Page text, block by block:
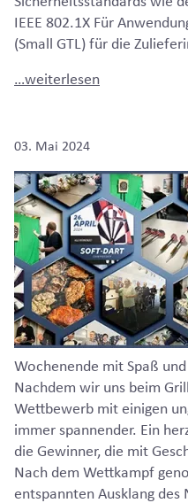
IEEE 802.1X Für
(Small GTL) für die
…weiterlesen
03. Mai 2024
Wochenende mit Spaß
Nachdem wir uns beim
Wettbewerb mit einigen
immer spannender. Ein
die Gewinner, die mit
Nach dem Wettkampf
entspannten Ausklang